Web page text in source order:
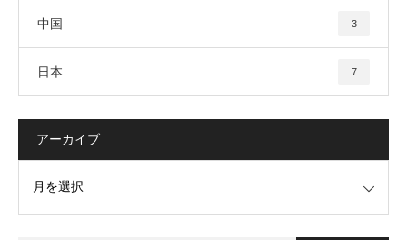
中国 3
日本 7
アーカイブ